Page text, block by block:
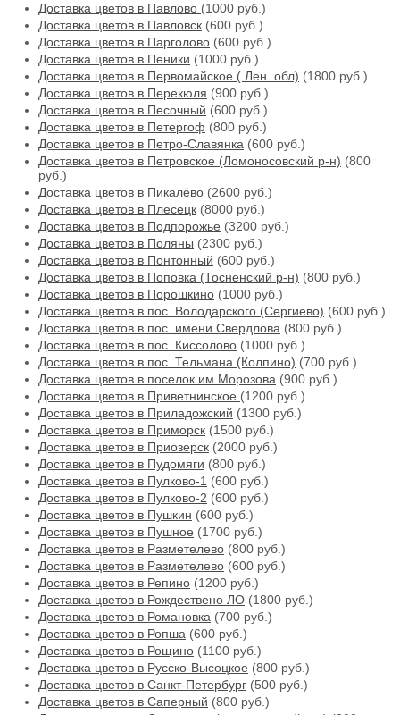
Доставка цветов в Павлово (1000 руб.)
Доставка цветов в Павловск (600 руб.)
Доставка цветов в Парголово (600 руб.)
Доставка цветов в Пеники (1000 руб.)
Доставка цветов в Первомайское ( Лен. обл) (1800 руб.)
Доставка цветов в Перекюля (900 руб.)
Доставка цветов в Песочный (600 руб.)
Доставка цветов в Петергоф (800 руб.)
Доставка цветов в Петро-Славянка (600 руб.)
Доставка цветов в Петровское (Ломоносовский р-н) (800
руб.)
Доставка цветов в Пикалёво (2600 руб.)
Доставка цветов в Плесецк (8000 руб.)
Доставка цветов в Подпорожье (3200 руб.)
Доставка цветов в Поляны (2300 руб.)
Доставка цветов в Понтонный (600 руб.)
Доставка цветов в Поповка (Тосненский р-н) (800 руб.)
Доставка цветов в Порошкино (1000 руб.)
Доставка цветов в пос. Володарского (Сергиево) (600 руб.)
Доставка цветов в пос. имени Свердлова (800 руб.)
Доставка цветов в пос. Киссолово (1000 руб.)
Доставка цветов в пос. Тельмана (Колпино) (700 руб.)
Доставка цветов в поселок им.Морозова (900 руб.)
Доставка цветов в Приветнинское (1200 руб.)
Доставка цветов в Приладожский (1300 руб.)
Доставка цветов в Приморск (1500 руб.)
Доставка цветов в Приозерск (2000 руб.)
Доставка цветов в Пудомяги (800 руб.)
Доставка цветов в Пулково-1 (600 руб.)
Доставка цветов в Пулково-2 (600 руб.)
Доставка цветов в Пушкин (600 руб.)
Доставка цветов в Пушное (1700 руб.)
Доставка цветов в Разметелево (800 руб.)
Доставка цветов в Разметелево (600 руб.)
Доставка цветов в Репино (1200 руб.)
Доставка цветов в Рождествено ЛО (1800 руб.)
Доставка цветов в Романовка (700 руб.)
Доставка цветов в Ропша (600 руб.)
Доставка цветов в Рощино (1100 руб.)
Доставка цветов в Русско-Высоцкое (800 руб.)
Доставка цветов в Санкт-Петербург (500 руб.)
Доставка цветов в Саперный (800 руб.)